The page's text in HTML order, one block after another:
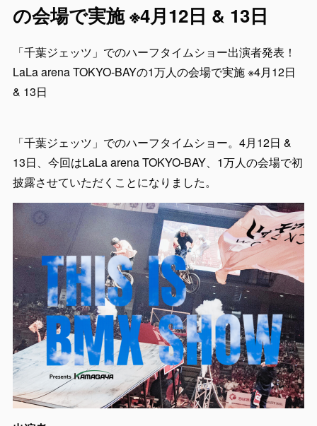
の会場で実施 ※4月12日 & 13日
「千葉ジェッツ」でのハーフタイムショー出演者発表！
LaLa arena TOKYO-BAYの1万人の会場で実施 ※4月12日
& 13日
「千葉ジェッツ」でのハーフタイムショー。4月12日 &
13日、今回はLaLa arena TOKYO-BAY、1万人の会場で初
披露させていただくことになりました。